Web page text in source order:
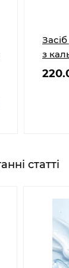
з
статті